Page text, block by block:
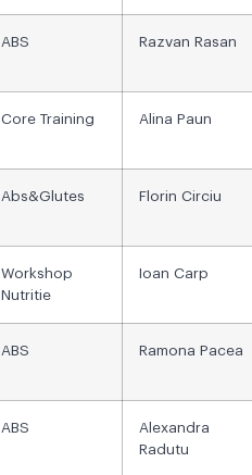
ABS Razvan Rasan
Core Training Alina Paun
Abs&Glutes Florin Circiu
Workshop
Nutritie
Ioan Carp
ABS Ramona Pacea
ABS
Alexandra
Radutu